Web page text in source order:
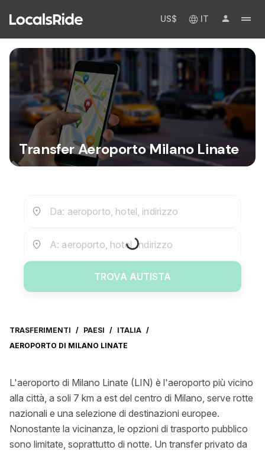
US$ IT
Transfer Aeroporto Milano Linate
Da: aeroporto, hotel, indirizzo
A: aeroporto, hotel, indirizzo
TROVA AUTISTA
TRASFERIMENTI / PAESI / ITALIA /
AEROPORTO DI MILANO LINATE
L'aeroporto di Milano Linate (LIN) è l'aeroporto più vicino
alla città, a soli 7 km a est del centro di Milano, serve rotte
nazionali e una selezione di destinazioni europee.
Nonostante la vicinanza, le opzioni di trasporto pubblico
sono limitate, soprattutto di notte. Un transfer privato da